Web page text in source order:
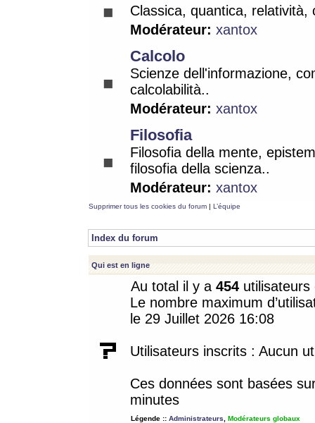
Classica, quantica, relatività,
Modérateur: xantox
Calcolo
Scienze dell'informazione,
calcolabilità..
Modérateur: xantox
Filosofia
Filosofia della mente,
filosofia della scienza..
Modérateur: xantox
Supprimer tous les cookies du forum | L’équipe
Index du forum
Qui est en ligne
Au total il y a 454
Le nombre maximum
le 29 Juillet 2026 16:08
Utilisateurs inscrits : Aucun
Ces données sont basées
minutes
Légende :: Administrateurs Modérateurs globaux